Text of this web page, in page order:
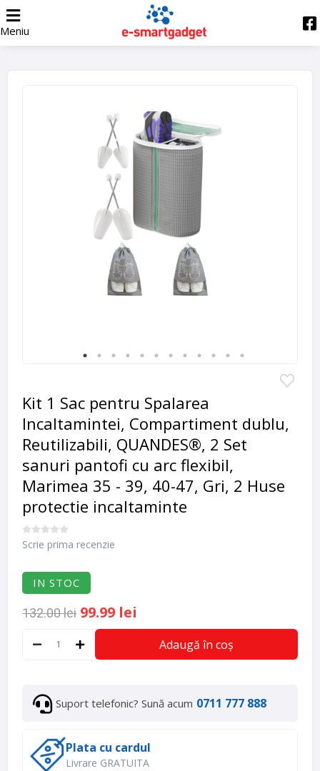
Meniu
Kit 1 Sac pentru Spalarea
Incaltamintei, Compartiment dublu,
Reutilizabili, QUANDES®, 2 Set
sanuri pantofi cu arc flexibil,
Marimea 35 - 39, 40-47, Gri, 2 Huse
protectie incaltaminte
Scrie prima recenzie
IN STOC
132.00 lei 99.99 lei
Adaugă în coș
Suport telefonic? Sună acum 0711 777 888
Plata cu cardul
Livrare GRATUITA